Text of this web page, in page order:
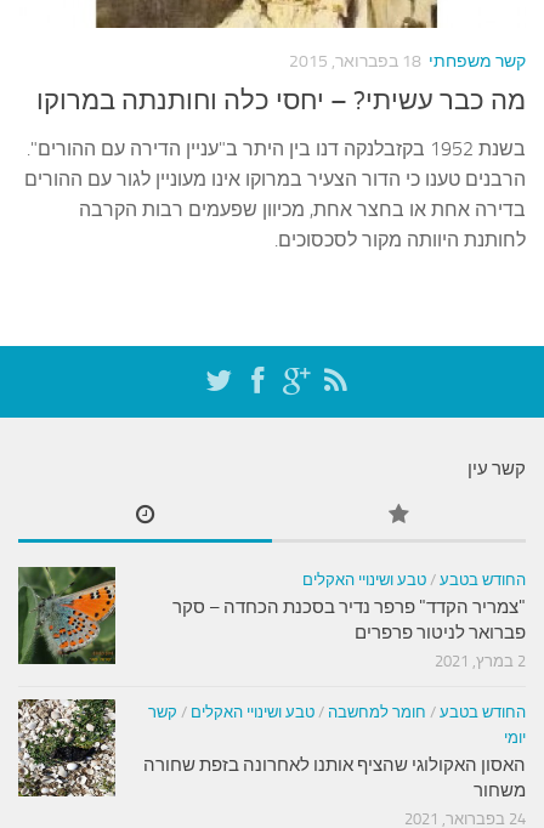
עצות סבתא
נווה הבלוגים
פינת הנכד
כתבו אלינו
קשר משפחתי 18 בפברואר, 2015
מה כבר עשיתי? – יחסי כלה וחותנתה במרוקו
בשנת 1952 בקזבלנקה דנו בין היתר ב"עניין הדירה עם ההורים".
הרבנים טענו כי הדור הצעיר במרוקו אינו מעוניין לגור עם ההורים
בדירה אחת או בחצר אחת, מכיוון שפעמים רבות הקרבה
לחותנת היוותה מקור לסכסוכים.
קשר עין
החודש בטבע / טבע ושינויי האקלים
"צמריר הקדד" פרפר נדיר בסכנת הכחדה – סקר
פברואר לניטור פרפרים
2 במרץ, 2021
החודש בטבע / חומר למחשבה / טבע ושינויי האקלים / קשר
יומי
האסון האקולוגי שהציף אותנו לאחרונה בזפת שחורה
משחור
24 בפברואר, 2021